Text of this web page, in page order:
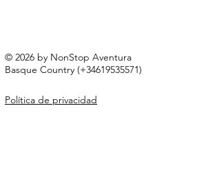
© 2026 by NonStop Aventura
Basque Country (+34619535571)
Política de privacidad